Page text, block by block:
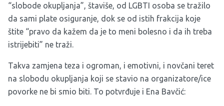
“slobode okupljanja”, štaviše, od LGBTI osoba se tražilo
da sami plate osiguranje, dok se od istih frakcija koje
štite “pravo da kažem da je to meni bolesno i da ih treba
istrijebiti” ne traži.
Takva zamjena teza i ogroman, i emotivni, i novčani teret
na slobodu okupljanja koji se stavio na organizatore/ice
povorke ne bi smio biti. To potvrđuje i Ena Bavčić: